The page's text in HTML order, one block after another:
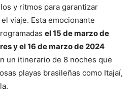
y ritmos para garantizar
viaje. Esta emocionante
el 15 de marzo de
y el 16 de marzo de 2024
un itinerario de 8 noches que
playas brasileñas como Itajaí,